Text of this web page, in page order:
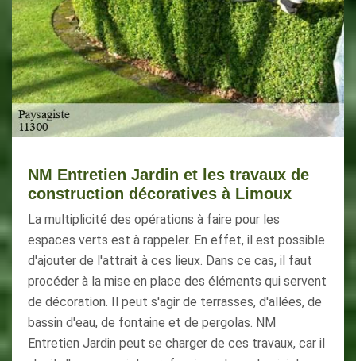
NM Entretien Jardin et les travaux de
construction décoratives à Limoux
La multiplicité des opérations à faire pour les
espaces verts est à rappeler. En effet, il est possible
d'ajouter de l'attrait à ces lieux. Dans ce cas, il faut
procéder à la mise en place des éléments qui servent
de décoration. Il peut s'agir de terrasses, d'allées, de
bassin d'eau, de fontaine et de pergolas. NM
Entretien Jardin peut se charger de ces travaux, car il